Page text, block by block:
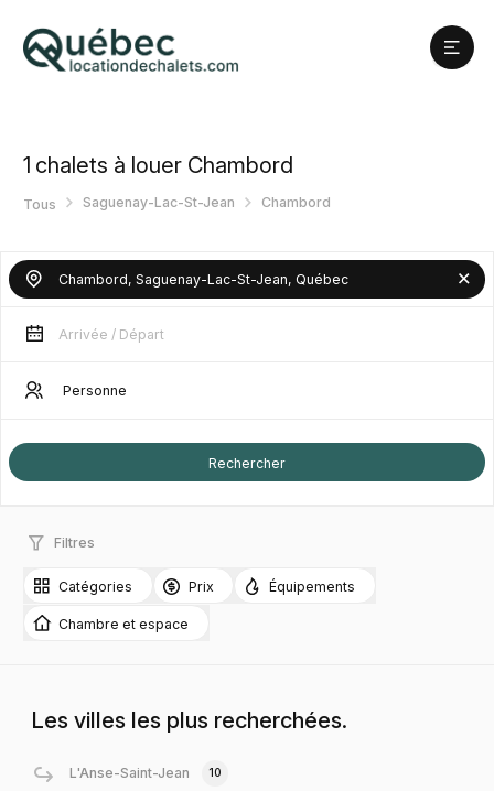
1 chalets à louer Chambord
Tous Saguenay-Lac-St-Jean Chambord
Filtres
Catégories Prix Équipements
Chambre et espace
Les villes les plus recherchées.
L'Anse-Saint-Jean 10